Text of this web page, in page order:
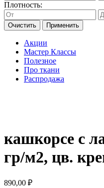
Плотность:
Очистить Применить
Акции
Мастер Классы
Полезное
Про ткани
Распродажа
кашкорсе с
гр/м2, цв.
890,00 ₽